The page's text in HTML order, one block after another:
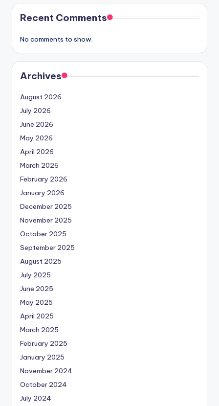
Recent Comments
No comments to show.
Archives
August 2026
July 2026
June 2026
May 2026
April 2026
March 2026
February 2026
January 2026
December 2025
November 2025
October 2025
September 2025
August 2025
July 2025
June 2025
May 2025
April 2025
March 2025
February 2025
January 2025
November 2024
October 2024
July 2024